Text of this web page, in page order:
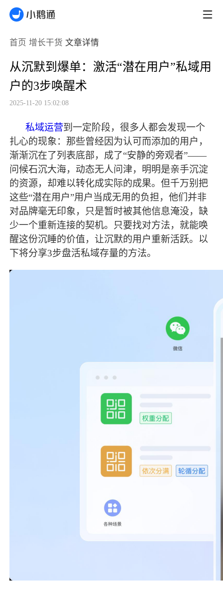
首页 增长干货 文章详情
从沉默到爆单：激活“潜在用户”私域用
户的3步唤醒术
2025-11-20 15:02:08
私域运营到一定阶段，很多人都会发现一个
扎心的现象：那些曾经因为认可而添加的用户，
渐渐沉在了列表底部，成了“安静的旁观者”——
问候石沉大海，动态无人问津，明明是亲手沉淀
的资源，却难以转化成实际的成果。但千万别把
这些“潜在用户”用户当成无用的负担，他们并非
对品牌毫无印象，只是暂时被其他信息淹没，缺
少一个重新连接的契机。只要找对方法，就能唤
醒这份沉睡的价值，让沉默的用户重新活跃。以
下将分享3步盘活私域存量的方法。